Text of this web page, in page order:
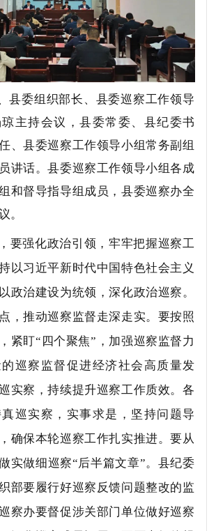
县委组织部长、县委巡察工作领导
主持会议，县委常委、县纪委书
、县委巡察工作领导小组常务副组
讲话。县委巡察工作领导小组各成
和督导指导组成员，县委巡察办全
。
要强化政治引领，牢牢把握巡察工
以习近平新时代中国特色社会主义
政治建设为统领，深化政治巡察。
，推动巡察监督走深走实。要按照
紧盯“四个聚焦”，加强巡察监督力
巡察监督促进经济社会高质量发
实察，持续提升巡察工作质效。各
巡实察，实事求是，坚持问题导
确保本轮巡察工作扎实推进。要从
实做细巡察“后半篇文章”。县纪委
部要履行好巡察反馈问题整改的监
察办要督促涉关部门单位做好巡察